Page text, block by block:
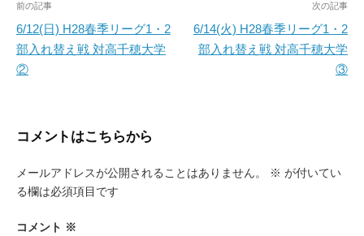
投
稿
ナ
ビ
ー
ョ
前の記事
6/12(日) H28春季リーグ1・2
部入れ替え戦 対高千穂大学
②
次の記事
6/14(火) H28春季リーグ1・2
部入れ替え戦 対高千穂大学
③
コメントはこちらから
メールアドレスが公開されることはありません。 ※ が付いてい
る欄は必須項目です
コメント ※